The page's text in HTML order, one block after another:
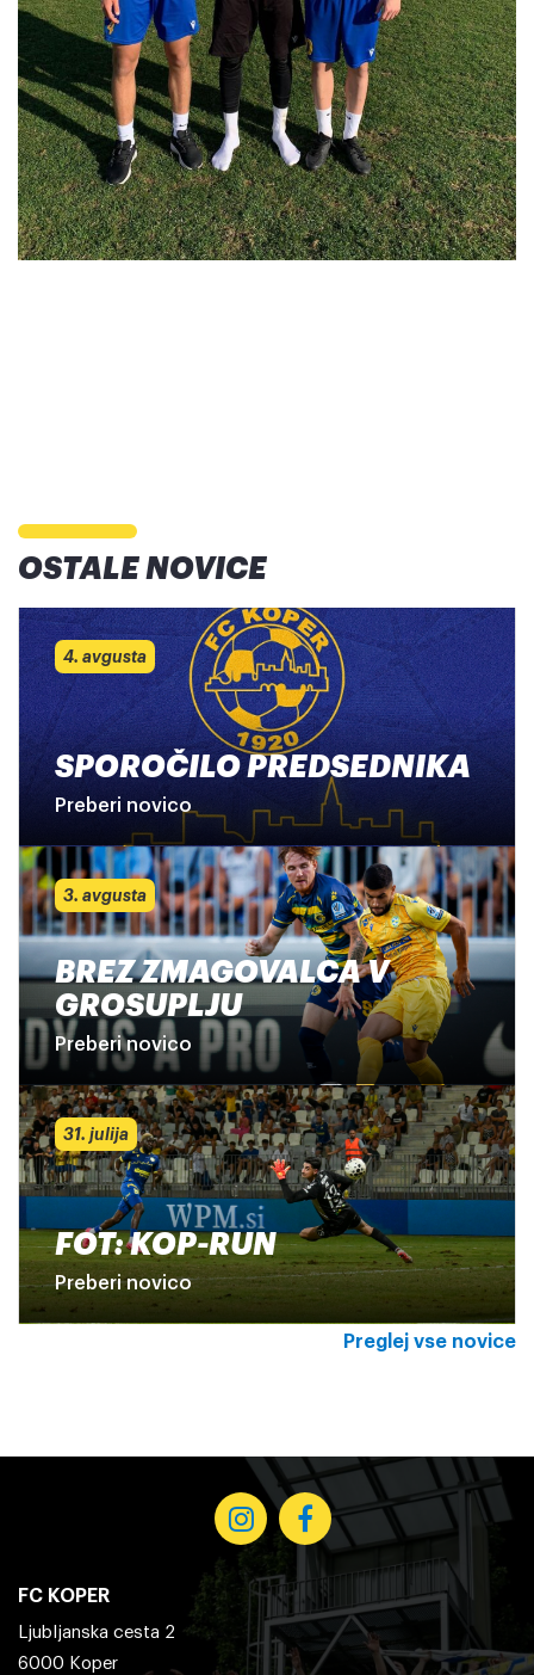
OSTALE NOVICE
4. avgusta
SPOROČILO PREDSEDNIKA
Preberi novico
3. avgusta
BREZ ZMAGOVALCA V
GROSUPLJU
Preberi novico
31. julija
FOT: KOP-RUN
Preberi novico
Preglej vse novice
FC KOPER
Ljubljanska cesta 2
6000 Koper